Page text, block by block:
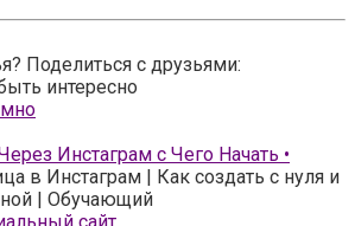
Поделиться с друзьями:
интересно
Инстаграм с Чего Начать •
в Инстаграм | Как создать с нуля и
| Обучающий